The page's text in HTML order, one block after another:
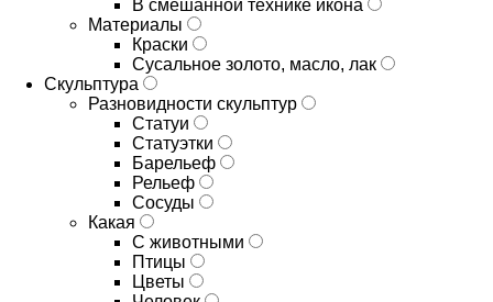
В смешанной технике икона
Материалы
Краски
Сусальное золото, масло, лак
Скульптура
Разновидности скульптур
Статуи
Статуэтки
Барельеф
Рельеф
Сосуды
Какая
С животными
Птицы
Цветы